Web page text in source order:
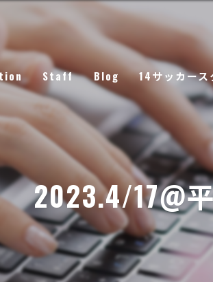
Staff Blog
Column
14サッカース
2023.4/17@